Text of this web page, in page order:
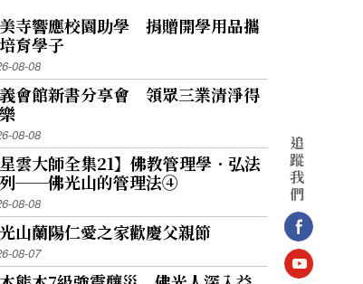
寺響應校園助學 捐贈開學用品攜
育學子
08-08
會館新書分享會 領眾三業清淨得
08-08
星雲大師全集21】佛教管理學．弘法
──佛光山的管理法④
08-08
山蘭陽仁愛之家歡慶父親節
08-07
追
蹤
我
們